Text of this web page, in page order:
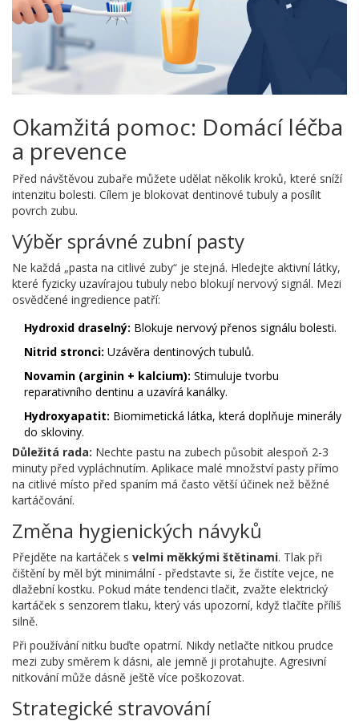
Okamžitá pomoc: Domácí léčba
a prevence
Před návštěvou zubaře můžete udělat několik kroků, které sníží
intenzitu bolesti. Cílem je blokovat dentinové tubuly a posílit
povrch zubu.
Výběr správné zubní pasty
Ne každá „pasta na citlivé zuby“ je stejná. Hledejte aktivní látky,
které fyzicky uzavírajou tubuly nebo blokují nervový signál. Mezi
osvědčené ingredience patří:
Hydroxid draselný: Blokuje nervový přenos signálu bolesti.
Nitrid stronci: Uzávěra dentinových tubulů.
Novamin (arginin + kalcium): Stimuluje tvorbu
reparativního dentinu a uzavírá kanálky.
Hydroxyapatit: Biomimetická látka, která doplňuje minerály
do skloviny.
Důležitá rada: Nechte pastu na zubech působit alespoň 2-3
minuty před vypláchnutím. Aplikace malé množství pasty přímo
na citlivé místo před spaním má často větší účinek než běžné
kartáčování.
Změna hygienických návyků
Přejděte na kartáček s velmi měkkými štětinami. Tlak při
čištění by měl být minimální - představte si, že čistíte vejce, ne
dlažební kostku. Pokud máte tendenci tlačit, zvažte elektrický
kartáček s senzorem tlaku, který vás upozorní, když tlačíte příliš
silně.
Při používání nitku buďte opatrní. Nikdy netlačte nitkou prudce
mezi zuby směrem k dásni, ale jemně ji protahujte. Agresivní
nitkování může dásně ještě více poškozovat.
Strategické stravování